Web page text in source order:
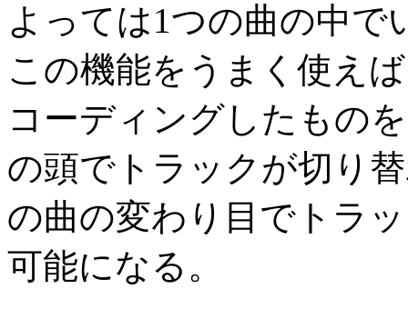
よっては1つの曲の中
この機能をうまく使え
コーディングしたもの
の頭でトラックが切り
の曲の変わり目でトラ
可能になる。